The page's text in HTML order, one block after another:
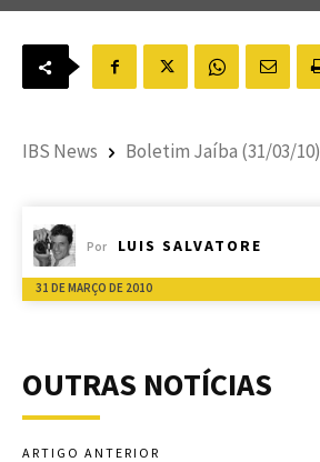
IBS News Boletim Jaíba (31/03/10)
Por LUIS SALVATORE
31 DE MARÇO DE 2010
OUTRAS NOTÍCIAS
ARTIGO ANTERIOR